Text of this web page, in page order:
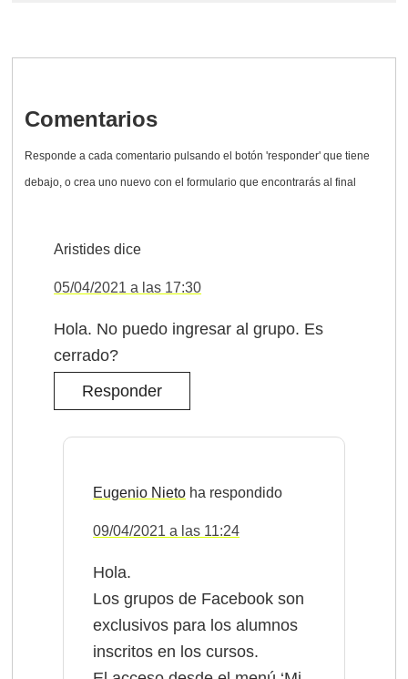
Comentarios
Aristides dice
05/04/2021 a las 17:30
Hola. No puedo ingresar al grupo. Es
cerrado?
Responder
Eugenio Nieto
09/04/2021 a las 11:24
Hola.
Los grupos de Facebook son
exclusivos para los alumnos
inscritos en los cursos.